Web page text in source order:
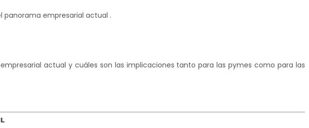
panorama empresarial actual .
actual y cuáles son las implicaciones tanto para laspymes como para las